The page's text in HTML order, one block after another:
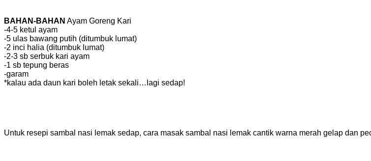
BAHAN-BAHAN Ayam Goreng Kari
-4-5 ketul ayam
-5 ulas bawang putih (ditumbuk lumat)
-2 inci halia (ditumbuk lumat)
-2-3 sb serbuk kari ayam
-1 sb tepung beras
-garam
*kalau ada daun kari boleh letak sekali…lagi sedap!
Untuk resepi sambal nasi lemak sedap, cara masak sambal nasi lemak cantik warna merah gelap dan